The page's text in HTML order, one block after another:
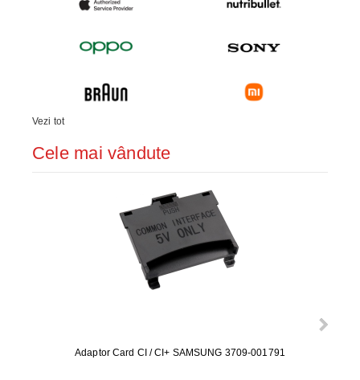
Vezi tot
Cele mai vândute
Adaptor Card CI / CI+ SAMSUNG 3709-001791